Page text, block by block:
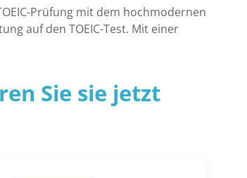
Prüfung mit dem hochmodernen
auf den TOEIC-Test. Mit einer
Sie sie jetzt